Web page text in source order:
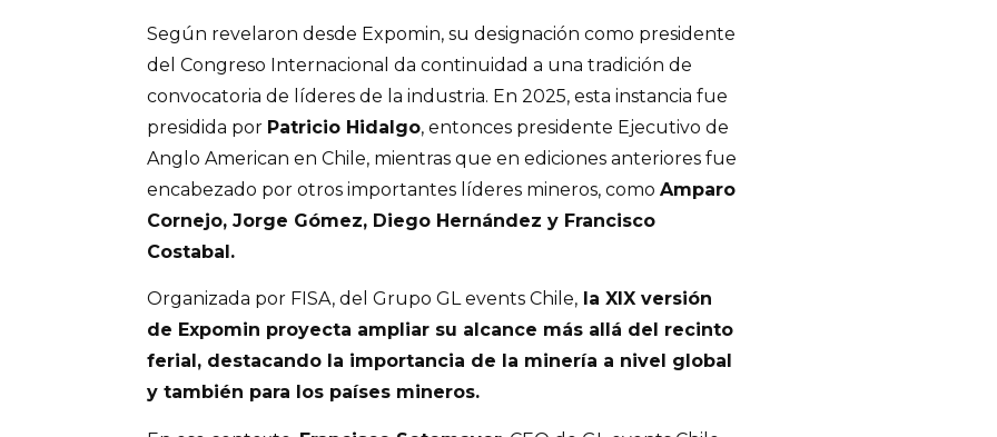
Según revelaron desde Expomin, su designación como presidente
del Congreso Internacional da continuidad a una tradición de
convocatoria de líderes de la industria. En 2025, esta instancia fue
presidida por Patricio Hidalgo, entonces presidente Ejecutivo de
Anglo American en Chile, mientras que en ediciones anteriores fue
encabezado por otros importantes líderes mineros, como Amparo
Cornejo, Jorge Gómez, Diego Hernández y Francisco
Costabal.
Organizada por FISA, del Grupo GL events Chile, la XIX versión
de Expomin proyecta ampliar su alcance más allá del recinto
ferial, destacando la importancia de la minería a nivel global
y también para los países mineros.